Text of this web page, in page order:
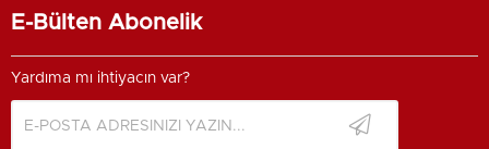
E-Bülten Abonelik
Yardıma mı ihtiyacın var?